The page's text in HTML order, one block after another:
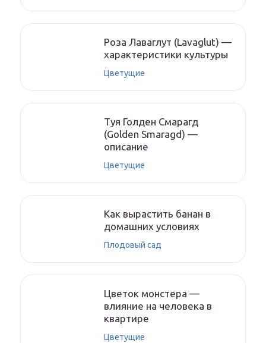
Роза Лаваглут (Lavaglut) —
характеристики культуры
Цветущие
Туя Голден Смарагд
(Golden Smaragd) —
описание
Цветущие
Как вырастить банан в
домашних условиях
Плодовый сад
Цветок монстера —
влияние на человека в
квартире
Цветущие